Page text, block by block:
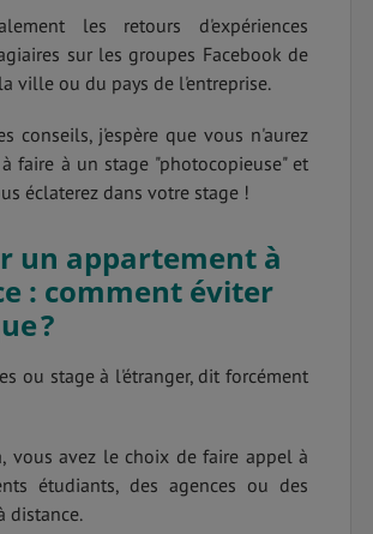
les retours d'expériences
sur les groupes Facebook de
ville ou du pays de l'entreprise.
conseils, j'espère que vous n'aurez
faire à un stage "photocopieuse" et
éclaterez dans votre stage !
un appartement à
: comment éviter
?
ou stage à l'étranger, dit forcément
vous avez le choix de faire appel à
étudiants, des agences ou des
distance.